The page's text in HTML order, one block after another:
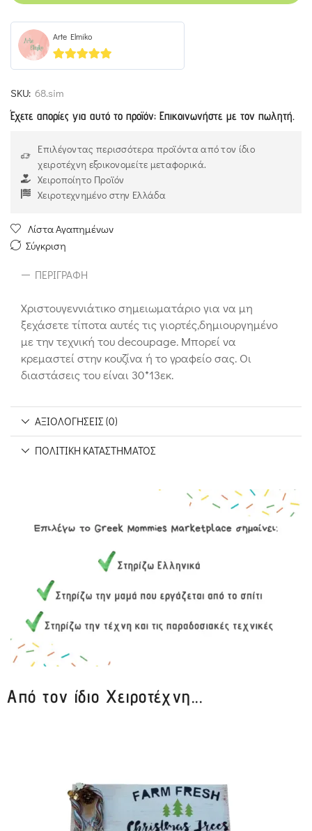
Arte Elmiko
5out of 5
SKU: 68.sim
Έχετε απορίες για αυτό το προϊόν; Επικοινωνήστε με τον πωλητή.
Επιλέγοντας περισσότερα προϊόντα από τον ίδιο
χειροτέχνη εξοικονομείτε μεταφορικά.
Χειροποίητο Προϊόν
Χειροτεχνημένο στην Ελλάδα
Λίστα Αγαπημένων
Σύγκριση
ΠΕΡΙΓΡΑΦΉ
Χριστουγεννιάτικο σημειωματάριο για να μη
ξεχάσετε τίποτα αυτές τις γιορτές,δημιουργημένο
με την τεχνική του decoupage. Μπορεί να
κρεμαστεί στην κουζίνα ή το γραφείο σας. Οι
διαστάσεις του είναι 30*13εκ.
ΑΞΙΟΛΟΓΉΣΕΙΣ (0)
ΠΟΛΙΤΙΚΉ ΚΑΤΑΣΤΉΜΑΤΟΣ
Από τον ίδιο Χειροτέχνη...